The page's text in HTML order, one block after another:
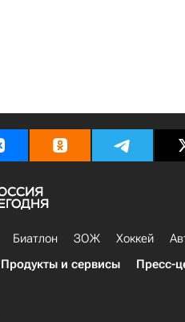
Биатлон ЗОЖ Хоккей
Продукты и сервисы Пресс-